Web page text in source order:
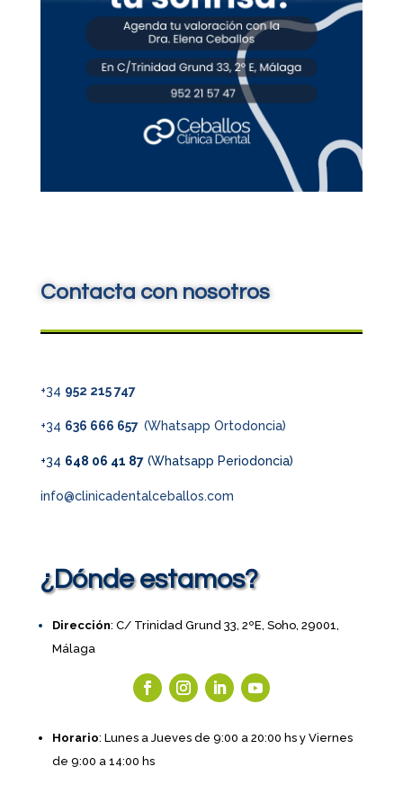
Contacta con nosotros
+34 952 215 747
+34 636 666 657 (Whatsapp Ortodoncia)
+34 648 06 41 87(Whatsapp Periodoncia)
info@clinicadentalceballos.com
¿Dónde estamos?
Dirección: C/ Trinidad Grund 33, 2ºE, Soho, 29001,
Málaga
Horario: Lunes a Jueves de 9:00 a 20:00 hs y Viernes
de 9:00 a 14:00 hs